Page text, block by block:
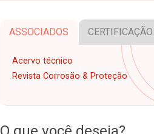
ASSOCIADOS CERTIFICAÇÃO
Acervo técnico
Revista Corrosão & Proteção